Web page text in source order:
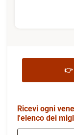
👉
Ricevi ogni
l'elenco dei